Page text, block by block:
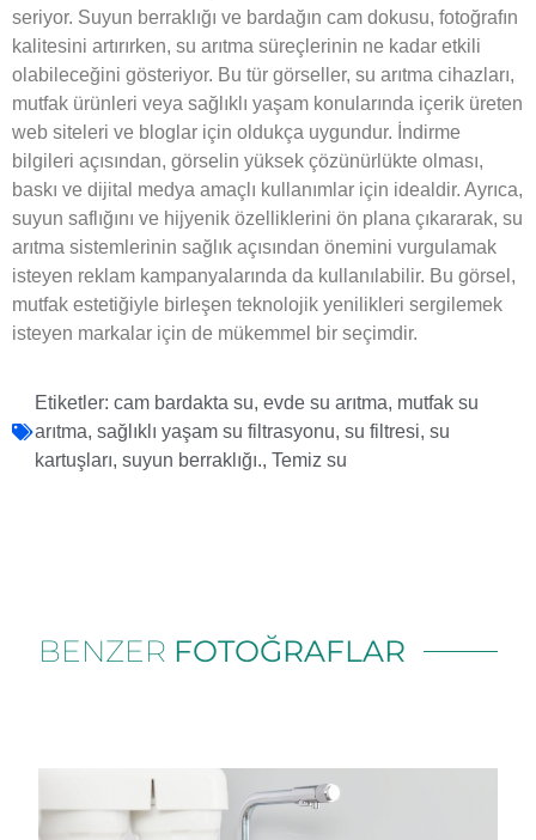
seriyor. Suyun berraklığı ve bardağın cam dokusu, fotoğrafın
kalitesini artırırken, su arıtma süreçlerinin ne kadar etkili
olabileceğini gösteriyor. Bu tür görseller, su arıtma cihazları,
mutfak ürünleri veya sağlıklı yaşam konularında içerik üreten
web siteleri ve bloglar için oldukça uygundur. İndirme
bilgileri açısından, görselin yüksek çözünürlükte olması,
baskı ve dijital medya amaçlı kullanımlar için idealdir. Ayrıca,
suyun saflığını ve hijyenik özelliklerini ön plana çıkararak, su
arıtma sistemlerinin sağlık açısından önemini vurgulamak
isteyen reklam kampanyalarında da kullanılabilir. Bu görsel,
mutfak estetiğiyle birleşen teknolojik yenilikleri sergilemek
isteyen markalar için de mükemmel bir seçimdir.
Etiketler: cam bardakta su, evde su arıtma, mutfak su
arıtma, sağlıklı yaşam su filtrasyonu, su filtresi, su
kartuşları, suyun berraklığı., Temiz su
BENZER FOTOĞRAFLAR